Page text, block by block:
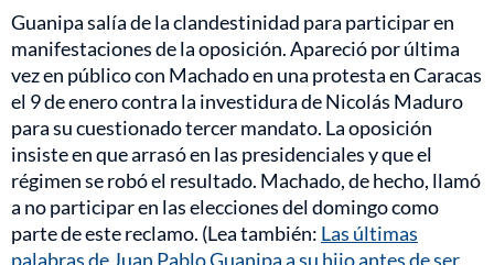
Guanipa salía de la clandestinidad para participar en
manifestaciones de la oposición. Apareció por última
vez en público con Machado en una protesta en Caracas
el 9 de enero contra la investidura de Nicolás Maduro
para su cuestionado tercer mandato. La oposición
insiste en que arrasó en las presidenciales y que el
régimen se robó el resultado. Machado, de hecho, llamó
a no participar en las elecciones del domingo como
parte de este reclamo. (Lea también: Las últimas
palabras de Juan Pablo Guanipa a su hijo antes de ser